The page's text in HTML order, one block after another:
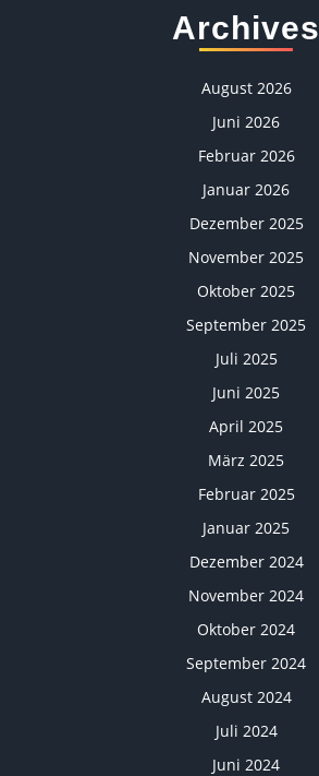
Archives
August 2026
Juni 2026
Februar 2026
Januar 2026
Dezember 2025
November 2025
Oktober 2025
September 2025
Juli 2025
Juni 2025
April 2025
März 2025
Februar 2025
Januar 2025
Dezember 2024
November 2024
Oktober 2024
September 2024
August 2024
Juli 2024
Juni 2024